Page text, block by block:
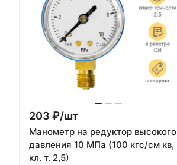
203 ₽/шт
Манометр на редуктор высокого
давления 10 МПа (100 кгс/см кв,
кл. т. 2,5)